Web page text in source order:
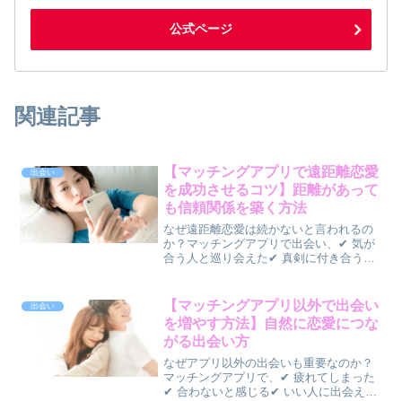
公式ページ
関連記事
出会い
【マッチングアプリで遠距離恋愛
を成功させるコツ】距離があって
も信頼関係を築く方法
なぜ遠距離恋愛は続かないと言われるの
か？マッチングアプリで出会い、✔ 気が
合う人と巡り会えた✔ 真剣に付き合うこ
になりやすい✔ 気持ちがすれ違ってしま
うという悩み...
出会い
【マッチングアプリ以外で出会い
を増やす方法】自然に恋愛につな
がる出会い方
なぜアプリ以外の出会いも重要なのか？
マッチングアプリで、✔ 疲れてしまった
✔ 合わないと感じる✔ いい人に出会えな